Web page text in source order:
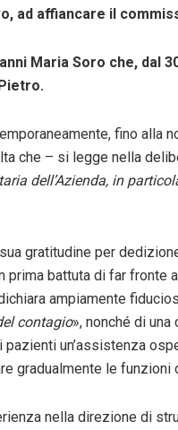
ad affiancare il
Maria Soro che, dal
fino alla
che – si legge nella
dell’Azienda, in
gratitudine per
battuta di far fronte
ampiamente
contagio», nonché di
un’assistenza
gradualmente le
nella direzione di